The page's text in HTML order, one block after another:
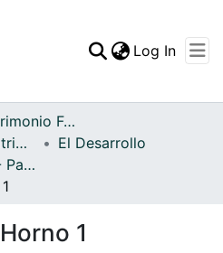
Statistics
Log In
Archivo del Patrimonio Fotográfico y Fílmico del Valle del Cauca
Fondo Archivo del Patrimonio Fotográfico y Fílmico del Valle del Cauca
El Desarrollo
APFFVC - Industrias - Patrimonial
1